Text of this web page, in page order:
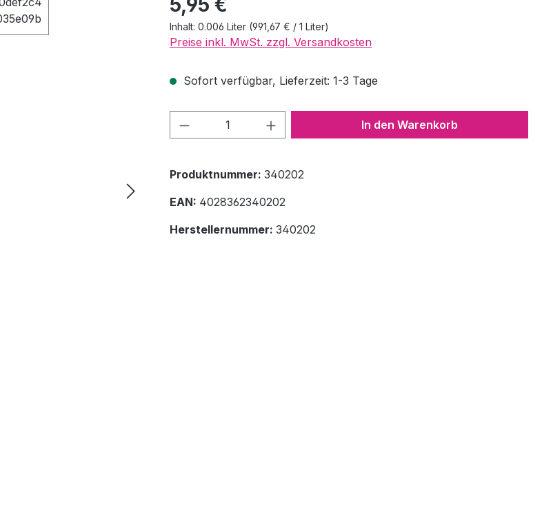
Inhalt: 0.006 Liter (991,67 € / 1 Liter)
Preise inkl. MwSt. zzgl. Versandkosten
Sofort verfügbar, Lieferzeit: 1-3 Tage
Produkt Anzahl: Gib den gewünschten Wert
In den Warenkorb
Produktnummer: 340202
EAN: 4028362340202
Herstellernummer: 340202